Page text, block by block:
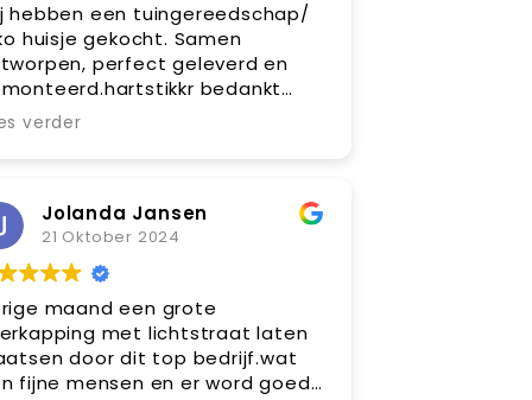
hebben een tuingereedschap/
huisje gekocht. Samen
perfect geleverd en
bedankt
janssen
verder
Jolanda Jansen
21 Oktober 2024
maand een grote
met lichtstraat laten
door dit top bedrijf.wat
fijne mensen en er word goed